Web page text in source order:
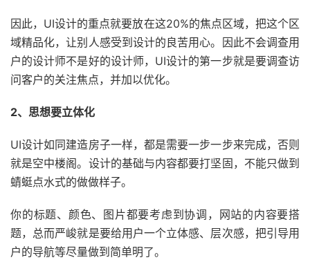
因此，UI设计的重点就要放在这20%的焦点区域，把这个区
域精品化，让别人感受到设计的良苦用心。因此不会调查用
户的设计师不是好的设计师，UI设计的第一步就是要调查访
问客户的关注焦点，并加以优化。
2、思想要立体化
UI设计如同建造房子一样，都是需要一步一步来完成，否则
就是空中楼阁。设计的基础与内容都要打坚固，不能只做到
蜻蜓点水式的做做样子。
你的标题、颜色、图片都要考虑到协调，网站的内容要搭
题，总而严峻就是要给用户一个立体感、层次感，把引导用
户的导航等尽量做到简单明了。